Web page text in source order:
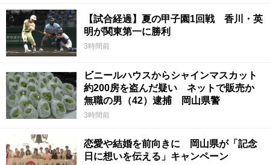
【試合経過】夏の甲子園1回戦 香川・英
明が関東第一に勝利
3時間前
ビニールハウスからシャインマスカット
約200房を盗んだ疑い ネットで販売か
無職の男（42）逮捕 岡山県警
3時間前
恋愛や結婚を前向きに 岡山県が「記念
日に想いを伝える」キャンペーン